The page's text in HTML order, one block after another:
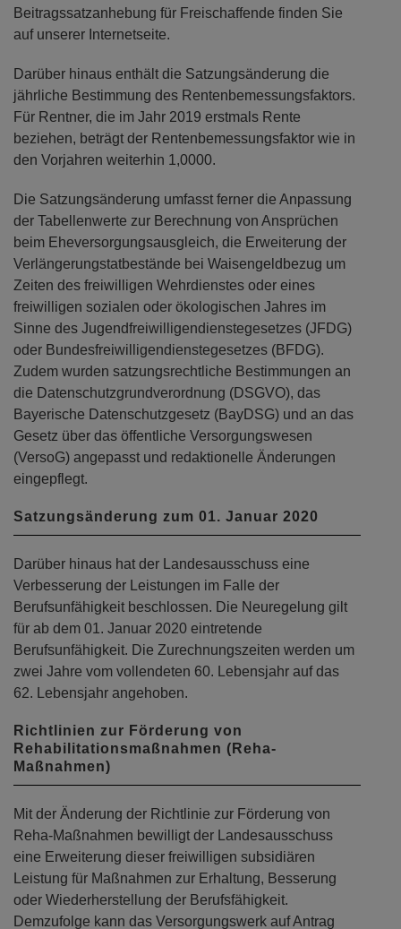
Beitragssatzanhebung für Freischaffende finden Sie
auf unserer Internetseite.
Darüber hinaus enthält die Satzungsänderung die
jährliche Bestimmung des Rentenbemessungsfaktors.
Für Rentner, die im Jahr 2019 erstmals Rente
beziehen, beträgt der Rentenbemessungsfaktor wie in
den Vorjahren weiterhin 1,0000.
Die Satzungsänderung umfasst ferner die Anpassung
der Tabellenwerte zur Berechnung von Ansprüchen
beim Eheversorgungsausgleich, die Erweiterung der
Verlängerungstatbestände bei Waisengeldbezug um
Zeiten des freiwilligen Wehrdienstes oder eines
freiwilligen sozialen oder ökologischen Jahres im
Sinne des Jugendfreiwilligendienstegesetzes (JFDG)
oder Bundesfreiwilligendienstegesetzes (BFDG).
Zudem wurden satzungsrechtliche Bestimmungen an
die Datenschutzgrundverordnung (DSGVO), das
Bayerische Datenschutzgesetz (BayDSG) und an das
Gesetz über das öffentliche Versorgungswesen
(VersoG) angepasst und redaktionelle Änderungen
eingepflegt.
Satzungsänderung zum 01. Januar 2020
Darüber hinaus hat der Landesausschuss eine
Verbesserung der Leistungen im Falle der
Berufsunfähigkeit beschlossen. Die Neuregelung gilt
für ab dem 01. Januar 2020 eintretende
Berufsunfähigkeit. Die Zurechnungszeiten werden um
zwei Jahre vom vollendeten 60. Lebensjahr auf das
62. Lebensjahr angehoben.
Richtlinien zur Förderung von
Rehabilitationsmaßnahmen (Reha-
Maßnahmen)
Mit der Änderung der Richtlinie zur Förderung von
Reha-Maßnahmen bewilligt der Landesausschuss
eine Erweiterung dieser freiwilligen subsidiären
Leistung für Maßnahmen zur Erhaltung, Besserung
oder Wiederherstellung der Berufsfähigkeit.
Demzufolge kann das Versorgungswerk auf Antrag